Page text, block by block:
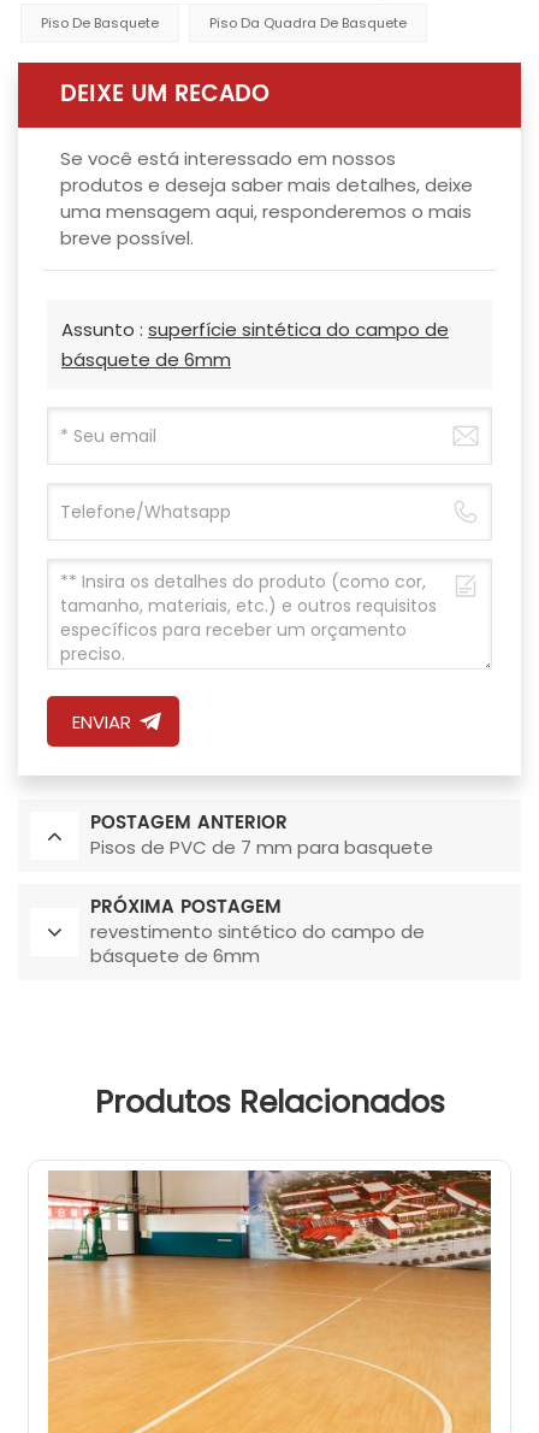
Piso De Basquete Piso Da Quadra De Basquete
DEIXE UM RECADO
Se você está interessado em nossos
produtos e deseja saber mais detalhes, deixe
uma mensagem aqui, responderemos o mais
breve possível.
Assunto : superfície sintética do campo de
básquete de 6mm
ENVIAR
POSTAGEM ANTERIOR
Pisos de PVC de 7 mm para basquete
PRÓXIMA POSTAGEM
revestimento sintético do campo de
básquete de 6mm
Produtos Relacionados